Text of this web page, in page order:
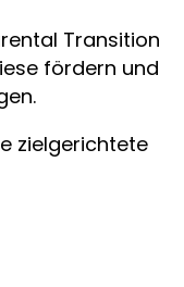
Transition
fördern und
zielgerichtete